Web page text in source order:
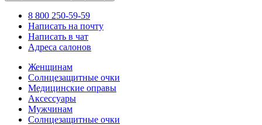
8 800 250-59-59
Написать на почту
Написать в чат
Адреса салонов
Женщинам
Солнцезащитные очки
Медицинские оправы
Аксессуары
Мужчинам
Солнцезащитные очки